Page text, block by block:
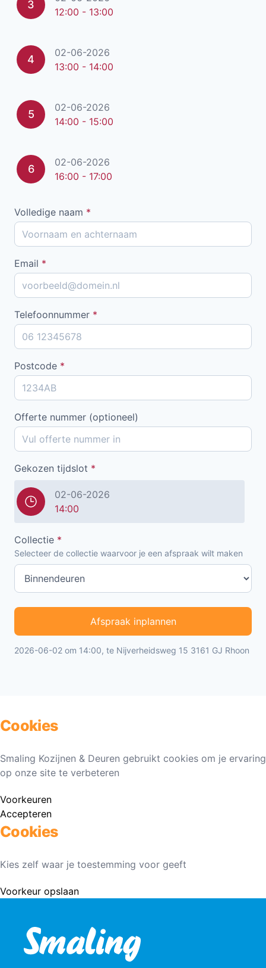
3
12:00 - 13:00
4
02-06-2026
13:00 - 14:00
5
02-06-2026
14:00 - 15:00
6
02-06-2026
16:00 - 17:00
Volledige naam *
Email *
Telefoonnummer *
Postcode *
Offerte nummer (optioneel)
Gekozen tijdslot *
02-06-2026
14:00
Collectie *
Selecteer de collectie waarvoor je een afspraak wilt maken
Afspraak inplannen
2026-06-02 om 14:00, te Nijverheidsweg 15 3161 GJ Rhoon
Cookies
Smaling Kozijnen & Deuren gebruikt cookies om je ervaring
op onze site te verbeteren
Voorkeuren
Accepteren
Cookies
Kies zelf waar je toestemming voor geeft
Voorkeur opslaan